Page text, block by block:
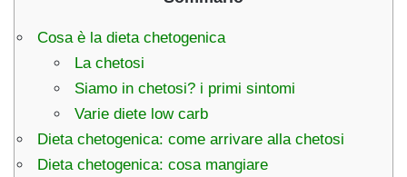
Cosa è la dieta chetogenica
La chetosi
Siamo in chetosi? i primi sintomi
Varie diete low carb
Dieta chetogenica: come arrivare alla chetosi
Dieta chetogenica: cosa mangiare